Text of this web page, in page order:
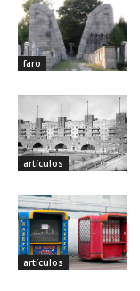
faro
artículos
artículos